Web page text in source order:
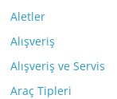
Aletler
Alışveriş
Alışveriş ve Servis
Araç Tipleri